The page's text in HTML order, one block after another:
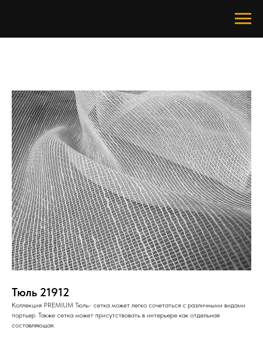
Тюль 21912
Коллекция PREMIUM Тюль- сетка может легко сочетаться с различными видами
портьер. Также сетка может присутствовать в интерьере как отдельная
составляющая.